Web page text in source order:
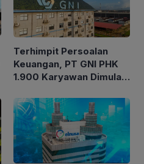
Terhimpit Persoalan
Keuangan, PT GNI PHK
1.900 Karyawan Dimulai